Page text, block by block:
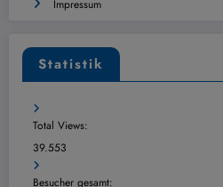
Impressum
Statistik
Total Views:
39.553
Besucher gesamt: